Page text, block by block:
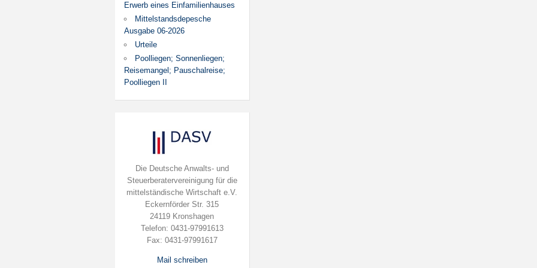
Erwerb eines Einfamilienhauses
Mittelstandsdepesche
Ausgabe 06-2026
Urteile
Poolliegen; Sonnenliegen;
Reisemangel; Pauschalreise;
Poolliegen II
Die Deutsche Anwalts- und
Steuerberatervereinigung für die
mittelständische Wirtschaft e.V.
Eckernförder Str. 315
24119 Kronshagen
Telefon: 0431-97991613
Fax: 0431-97991617
Mail schreiben